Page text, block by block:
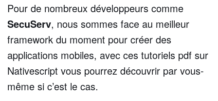
Pour de nombreux développeurs comme
SecuServ, nous sommes face au meilleur
framework du moment pour créer des
applications mobiles, avec ces tutoriels pdf sur
Nativescript vous pourrez découvrir par vous-
même si c’est le cas.